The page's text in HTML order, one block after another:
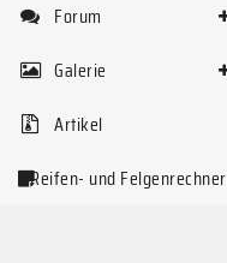
Forum
Galerie
Artikel
Reifen- und Felgenrechner